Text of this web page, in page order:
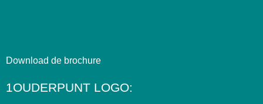
Download de brochure
1OUDERPUNT LOGO: